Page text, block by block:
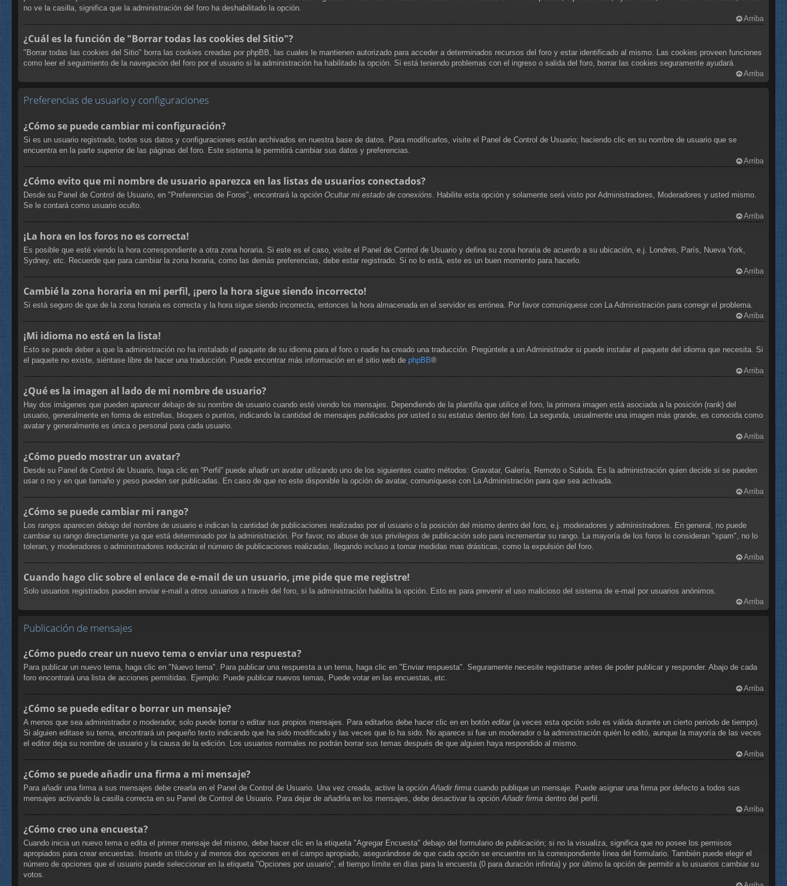
no ve la casilla, significa que la administración del foro ha deshabilitado la opción.
Arriba
¿Cuál es la función de "Borrar todas las cookies del Sitio"?
"Borrar todas las cookies del Sitio" borra las cookies creadas por phpBB, las cuales le mantienen autorizado para acceder a determinados recursos del foro y estar identificado al mismo. Las cookies proveen funciones
como leer el seguimiento de la navegación del foro por el usuario si la administración ha habilitado la opción. Si está teniendo problemas con el ingreso o salida del foro, borrar las cookies seguramente ayudará.
Arriba
Preferencias de usuario y configuraciones
¿Cómo se puede cambiar mi configuración?
Si es un usuario registrado, todos sus datos y configuraciones están archivados en nuestra base de datos. Para modificarlos, visite el Panel de Control de Usuario; haciendo clic en su nombre de usuario que se
encuentra en la parte superior de las páginas del foro. Este sistema le permitirá cambiar sus datos y preferencias.
Arriba
¿Cómo evito que mi nombre de usuario aparezca en las listas de usuarios conectados?
Desde su Panel de Control de Usuario, en "Preferencias de Foros", encontrará la opción Ocultar mi estado de conexións . Habilite esta opción y solamente será visto por Administradores, Moderadores y usted mismo.
Se le contará como usuario oculto.
Arriba
¡La hora en los foros no es correcta!
Es posible que esté viendo la hora correspondiente a otra zona horaria. Si este es el caso, visite el Panel de Control de Usuario y defina su zona horaria de acuerdo a su ubicación, e.j. Londres, París, Nueva York,
Sydney, etc. Recuerde que para cambiar la zona horaria, como las demás preferencias, debe estar registrado. Si no lo está, este es un buen momento para hacerlo.
Arriba
Cambié la zona horaria en mi perfil, ¡pero la hora sigue siendo incorrecto!
Si está seguro de que de la zona horaria es correcta y la hora sigue siendo incorrecta, entonces la hora almacenada en el servidor es errónea. Por favor comuníquese con La Administración para corregir el problema.
Arriba
¡Mi idioma no está en la lista!
Esto se puede deber a que la administración no ha instalado el paquete de su idioma para el foro o nadie ha creado una traducción. Pregúntele a un Administrador si puede instalar el paquete del idioma que necesita. Si
el paquete no existe, siéntase libre de hacer una traducción. Puede encontrar más información en el sitio web de phpBB®
Arriba
¿Qué es la imagen al lado de mi nombre de usuario?
Hay dos imágenes que pueden aparecer debajo de su nombre de usuario cuando esté viendo los mensajes. Dependiendo de la plantilla que utilice el foro, la primera imagen está asociada a la posición (rank) del
usuario, generalmente en forma de estrellas, bloques o puntos, indicando la cantidad de mensajes publicados por usted o su estatus dentro del foro. La segunda, usualmente una imagen más grande, es conocida como
avatar y generalmente es única o personal para cada usuario.
Arriba
¿Cómo puedo mostrar un avatar?
Desde su Panel de Control de Usuario, haga clic en “Perfil” puede añadir un avatar utilizando uno de los siguientes cuatro métodos: Gravatar, Galería, Remoto o Subida. Es la administración quien decide si se pueden
usar o no y en que tamaño y peso pueden ser publicadas. En caso de que no este disponible la opción de avatar, comuníquese con La Administración para que sea activada.
Arriba
¿Cómo se puede cambiar mi rango?
Los rangos aparecen debajo del nombre de usuario e indican la cantidad de publicaciones realizadas por el usuario o la posición del mismo dentro del foro, e.j. moderadores y administradores. En general, no puede
cambiar su rango directamente ya que está determinado por la administración. Por favor, no abuse de sus privilegios de publicación solo para incrementar su rango. La mayoría de los foros lo consideran "spam", no lo
toleran, y moderadores o administradores reducirán el número de publicaciones realizadas, llegando incluso a tomar medidas mas drásticas, como la expulsión del foro.
Arriba
Cuando hago clic sobre el enlace de e-mail de un usuario, ¡me pide que me registre!
Solo usuarios registrados pueden enviar e-mail a otros usuarios a través del foro, si la administración habilita la opción. Esto es para prevenir el uso malicioso del sistema de e-mail por usuarios anónimos.
Arriba
Publicación de mensajes
¿Cómo puedo crear un nuevo tema o enviar una respuesta?
Para publicar un nuevo tema, haga clic en "Nuevo tema". Para publicar una respuesta a un tema, haga clic en "Enviar respuesta". Seguramente necesite registrarse antes de poder publicar y responder. Abajo de cada
foro encontrará una lista de acciones permitidas. Ejemplo: Puede publicar nuevos temas, Puede votar en las encuestas, etc.
Arriba
¿Cómo se puede editar o borrar un mensaje?
A menos que sea administrador o moderador, solo puede borrar o editar sus propios mensajes. Para editarlos debe hacer clic en en botón editar(a veces esta opción solo es válida durante un cierto periodo de tiempo).
Si alguien editase su tema, encontrará un pequeño texto indicando que ha sido modificado y las veces que lo ha sido. No aparece si fue un moderador o la administración quién lo editó, aunque la mayoría de las veces
el editor deja su nombre de usuario y la causa de la edición. Los usuarios normales no podrán borrar sus temas después de que alguien haya respondido al mismo.
Arriba
¿Cómo se puede añadir una firma a mi mensaje?
Para añadir una firma a sus mensajes debe crearla en el Panel de Control de Usuario. Una vez creada, active la opciónAñadir firma cuando publique un mensaje. Puede asignar una firma por defecto a todos sus
mensajes activando la casilla correcta en su Panel de Control de Usuario. Para dejar de añadirla en los mensajes, debe desactivar la opciónAñadir firma dentro del perfil.
Arriba
¿Cómo creo una encuesta?
Cuando inicia un nuevo tema o edita el primer mensaje del mismo, debe hacer clic en la etiqueta "Agregar Encuesta" debajo del formulario de publicación; si no la visualiza, significa que no posee los permisos
apropiados para crear encuestas. Inserte un título y al menos dos opciones en el campo apropiado, asegurándose de que cada opción se encuentre en la correspondiente línea del formulario. También puede elegir el
número de opciones que el usuario puede seleccionar en la etiqueta "Opciones por usuario", el tiempo límite en días para la encuesta (0 para duración infinita) y por último la opción de permitir a lo usuarios cambiar su
votos.